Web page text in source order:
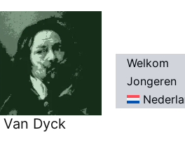
Dyck
Welkom
Jongeren